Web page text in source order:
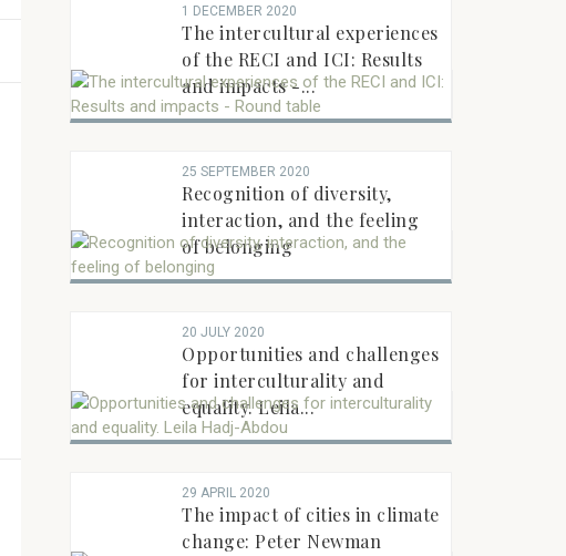
1 DECEMBER 2020
The intercultural experiences
of the RECI and ICI: Results
and impacts -...
25 SEPTEMBER 2020
Recognition of diversity,
interaction, and the feeling
of belonging
20 JULY 2020
Opportunities and challenges
for interculturality and
equality. Leila...
29 APRIL 2020
The impact of cities in climate
change: Peter Newman